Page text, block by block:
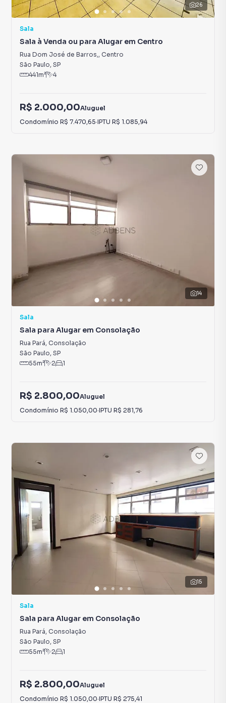
26
Sala
Sala à Venda ou para Alugar em Centro
Rua Dom José de Barros,, Centro
São Paulo, SP
441m² 4
R$ 2.000,00Aluguel
Condomínio R$ 7.470,65·IPTU R$ 1.085,94
14
Sala
Sala para Alugar em Consolação
Rua Pará, Consolação
São Paulo, SP
55m² 2 1
R$ 2.800,00Aluguel
Condomínio R$ 1.050,00·IPTU R$ 281,76
15
Sala
Sala para Alugar em Consolação
Rua Pará, Consolação
São Paulo, SP
55m² 2 1
R$ 2.800,00Aluguel
Condomínio R$ 1.050,00·IPTU R$ 275,41